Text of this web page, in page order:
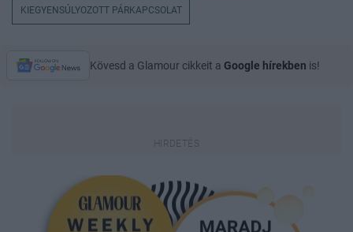
KIEGYENSÚLYOZOTT PÁRKAPCSOLAT
Kövesd a Glamour cikkeit a Google hírekben is!